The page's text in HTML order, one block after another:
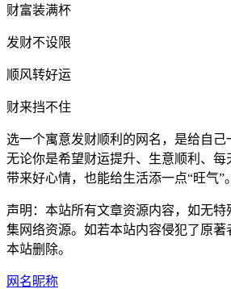
财富装满杯
发财不设限
顺风转好运
财来挡不住
选一个寓意发财顺利的网名，是给自己
无论你是希望财运提升、生意顺利、
带来好心情，也能给生活添一点“旺气”。
声明：本站所有文章资源内容，如无
集网络资源。如若本站内容侵犯了原著
本站删除。
网名昵称